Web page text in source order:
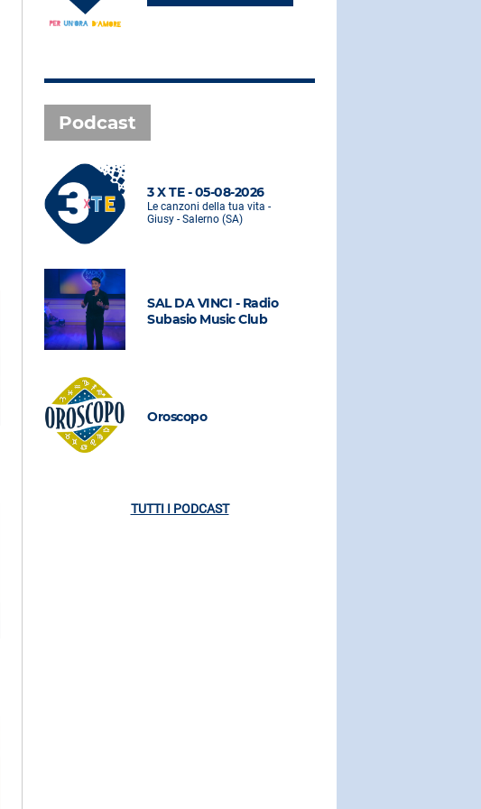
Podcast
3 X TE - 05-08-2026
Le canzoni della tua vita -
Giusy - Salerno (SA)
SAL DA VINCI - Radio
Subasio Music Club
Oroscopo
TUTTI I PODCAST